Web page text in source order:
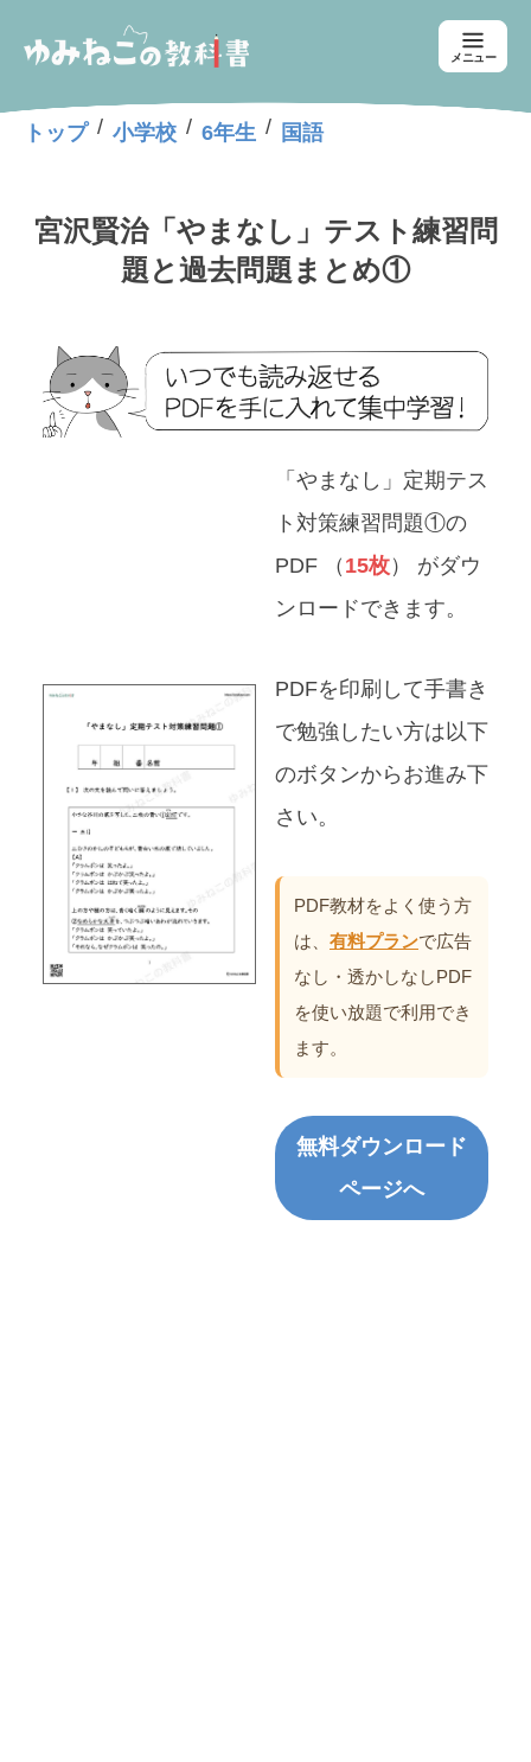
メニュー
トップ / 小学校 / 6年生 / 国語
宮沢賢治「やまなし」テスト練習問
題と過去問題まとめ①
「やまなし」定期テス
ト対策練習問題①の
PDF （ 15枚） がダウ
ンロードできます。
PDFを印刷して手書き
で勉強したい方は以下
のボタンからお進み下
さい。
PDF教材をよく使う方
は、 有料プランで広告
なし・透かしなしPDF
を使い放題で利用でき
ます。
無料ダウンロード
ページへ